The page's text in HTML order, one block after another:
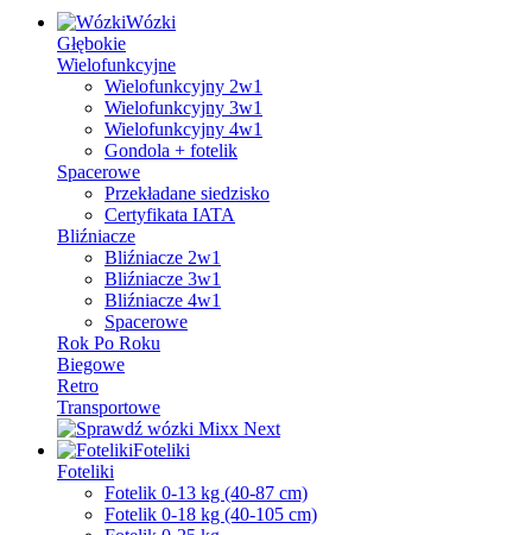
Wózki
Głębokie
Wielofunkcyjne
Wielofunkcyjny 2w1
Wielofunkcyjny 3w1
Wielofunkcyjny 4w1
Gondola + fotelik
Spacerowe
Przekładane siedzisko
Certyfikata IATA
Bliźniacze
Bliźniacze 2w1
Bliźniacze 3w1
Bliźniacze 4w1
Spacerowe
Rok Po Roku
Biegowe
Retro
Transportowe
Foteliki
Foteliki
Fotelik 0-13 kg (40-87 cm)
Fotelik 0-18 kg (40-105 cm)